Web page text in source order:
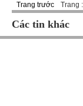
Trang trước
Trang :
Các tin khác